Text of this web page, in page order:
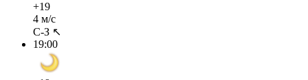
+19
4 м/с
С-З ↖
19:00